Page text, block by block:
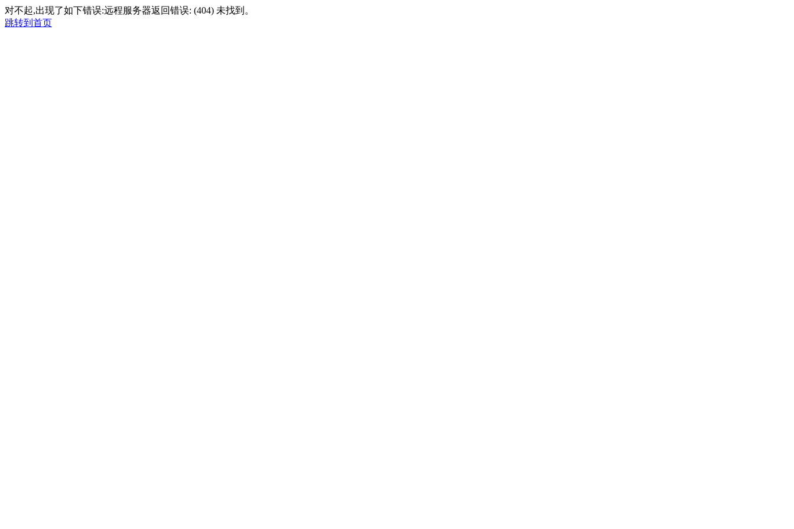
对不起,出现了如下错误:远程服务器返回错误: (404) 未找到。
跳转到首页